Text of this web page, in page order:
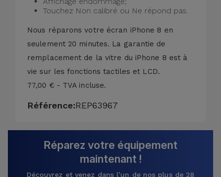
Touchez Non calibré ou Ne répond pas.
Nous réparons votre écran iPhone 8 en
seulement 20 minutes. La garantie de
remplacement de la vitre du iPhone 8 est à
vie sur les fonctions tactiles et LCD.
77,00 € - TVA incluse.
Référence:REP63967
Réparez votre équipement
maintenant !
Découvrez et venez dans l’un de nos plus de 28